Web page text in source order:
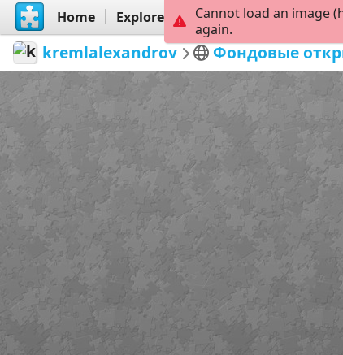
Home Explore Create
kremlalexandrov Фондовые
Cannot load an image
again.